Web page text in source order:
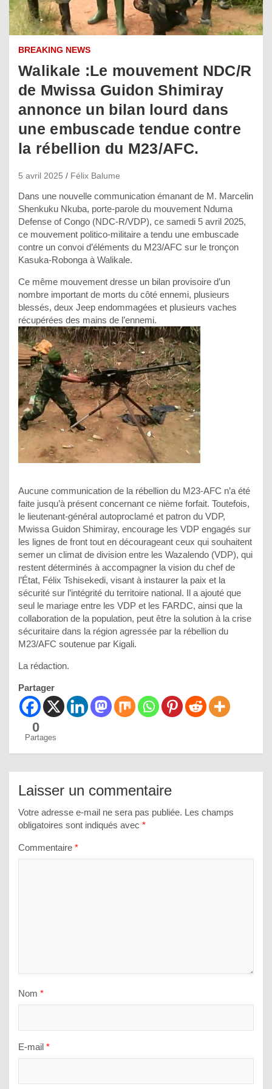
BREAKING NEWS
Walikale :Le mouvement NDC/R
de Mwissa Guidon Shimiray
annonce un bilan lourd dans
une embuscade tendue contre
la rébellion du M23/AFC.
5 avril 2025 Félix Balume
Dans une nouvelle communication émanant de M. Marcelin
Shenkuku Nkuba, porte-parole du mouvement Nduma
Defense of Congo (NDC-R/VDP), ce samedi 5 avril 2025,
ce mouvement politico-militaire a tendu une embuscade
contre un convoi d’éléments du M23/AFC sur le tronçon
Kasuka-Robonga à Walikale.
Ce même mouvement dresse un bilan provisoire d’un
nombre important de morts du côté ennemi, plusieurs
blessés, deux Jeep endommagées et plusieurs vaches
récupérées des mains de l’ennemi.
Aucune communication de la rébellion du M23-AFC n’a été
faite jusqu’à présent concernant ce nième forfait. Toutefois,
le lieutenant-général autoproclamé et patron du VDP,
Mwissa Guidon Shimiray, encourage les VDP engagés sur
les lignes de front tout en décourageant ceux qui souhaitent
semer un climat de division entre les Wazalendo (VDP), qui
restent déterminés à accompagner la vision du chef de
l’État, Félix Tshisekedi, visant à instaurer la paix et la
sécurité sur l’intégrité du territoire national. Il a ajouté que
seul le mariage entre les VDP et les FARDC, ainsi que la
collaboration de la population, peut être la solution à la crise
sécuritaire dans la région agressée par la rébellion du
M23/AFC soutenue par Kigali.
La rédaction.
Partager
0
Partages
Laisser un commentaire
Votre adresse e-mail ne sera pas publiée. Les champs
obligatoires sont indiqués avec *
Commentaire *
Nom *
E-mail *